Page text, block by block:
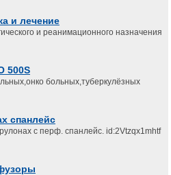
и лечение
и реанимационного назначения
500S
больных,туберкулёзных
спанлейс
с перф. спанлейс. id:2Vtzqx1mhtf